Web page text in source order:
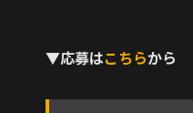
▼応募はこちらから